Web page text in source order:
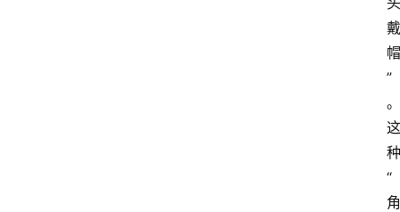
戴
帽
”
。
这
种
“
角